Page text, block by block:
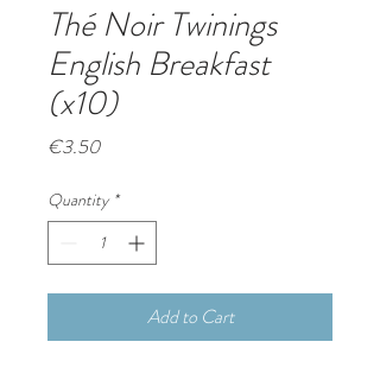
Thé Noir Twinings
English Breakfast
(x10)
€3.50Price
Quantity *
Add to Cart